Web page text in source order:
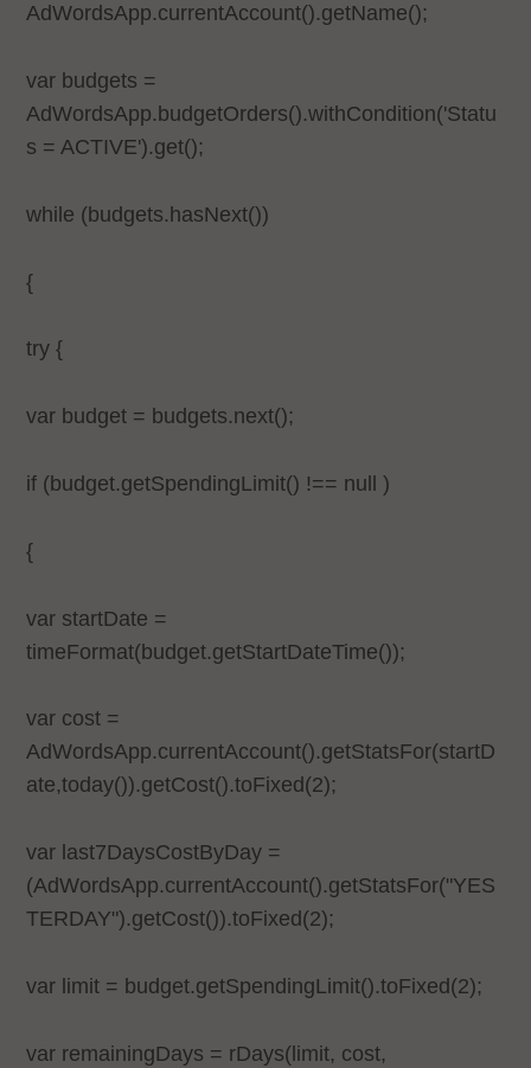
AdWordsApp.currentAccount().getName();
var budgets =
AdWordsApp.budgetOrders().withCondition('Statu
s = ACTIVE').get();
while (budgets.hasNext())
{
try {
var budget = budgets.next();
if (budget.getSpendingLimit() !== null )
{
var startDate =
timeFormat(budget.getStartDateTime());
var cost =
AdWordsApp.currentAccount().getStatsFor(startD
ate,today()).getCost().toFixed(2);
var last7DaysCostByDay =
(AdWordsApp.currentAccount().getStatsFor("YES
TERDAY").getCost()).toFixed(2);
var limit = budget.getSpendingLimit().toFixed(2);
var remainingDays = rDays(limit, cost,